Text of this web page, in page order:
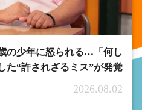
の少年に怒られる…「何し
た“許されざるミス”が発覚
2026.08.02